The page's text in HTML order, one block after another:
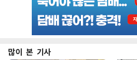
많이 본 기사